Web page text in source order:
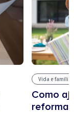
Vida e família
Como
reforma